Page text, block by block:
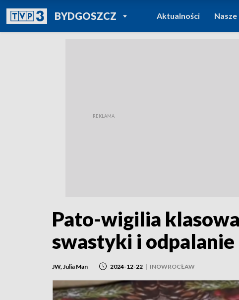
BYDGOSZCZPOWRÓT DO
TVP REGIONY
Aktualności
Pato-wigilia
swastyki i
JW, Julia Man 2024-12-22 | INOWROCŁAW